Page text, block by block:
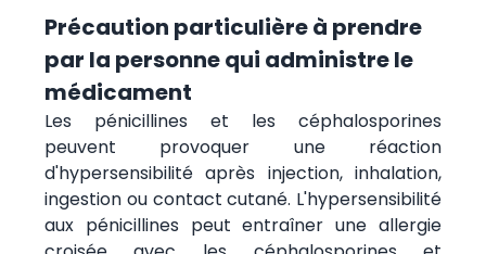
Précaution particulière à prendre
par la personne qui administre le
médicament
Les pénicillines et les céphalosporines
peuvent provoquer une réaction
d'hypersensibilité après injection, inhalation,
ingestion ou contact cutané. L'hypersensibilité
aux pénicillines peut entraîner une allergie